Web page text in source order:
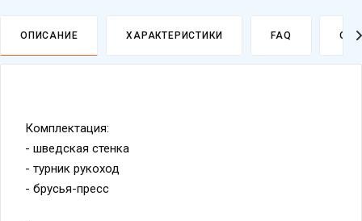
ОПИСАНИЕ ХАРАКТЕРИСТИКИ FAQ
Комплектация:
- шведская стенка
- турник рукоход
- брусья-пресс